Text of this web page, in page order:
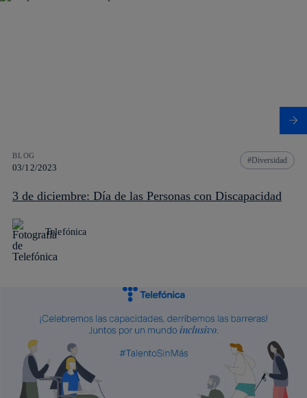
BLOG
03/12/2023
Diversidad
3 de diciembre: Día de las Personas con Discapacidad
Telefónica